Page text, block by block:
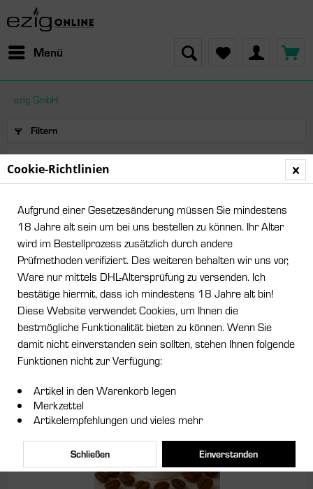
Menü
ezig GmbH
Filtern
Produkte von ezig GmbH
Vorherige Artikel laden
Cookie-Richtlinien
Aufgrund einer Gesetzesänderung müssen Sie mindestens
18 Jahre alt sein um bei uns bestellen zu können. Ihr Alter
wird im Bestellprozess zusätzlich durch andere
Prüfmethoden verifiziert. Des weiteren behalten wir uns vor,
Ware nur mittels DHL-Altersprüfung zu versenden. Ich
bestätige hiermit, dass ich mindestens 18 Jahre alt bin!
Diese Website verwendet Cookies, um Ihnen die
bestmögliche Funktionalität bieten zu können. Wenn Sie
damit nicht einverstanden sein sollten, stehen Ihnen folgende
Funktionen nicht zur Verfügung:
Artikel in den Warenkorb legen
Merkzettel
Artikelempfehlungen und vieles mehr
Einverstanden
Schließen